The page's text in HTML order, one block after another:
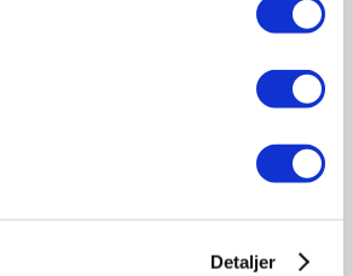
Detaljer
& Congress Oslo Airport, Hans